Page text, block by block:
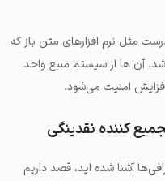
مثل نرم افزارهای متن باز که
آن ها از سیستم منبع واحد
امنیت می‌شود.
کننده نقدینگی
آشنا شده اید، قصد داریم